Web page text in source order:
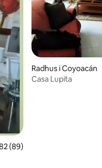
av 5 i genomsnittligt betyg,
(89)
Radhus i Coyoacán
Casa Lupita